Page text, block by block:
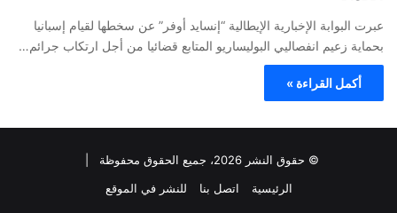
عبرت البوابة الإخبارية الإيطالية “إنسايد أوفر” عن سخطها لقيام إسبانيا
بحماية زعيم انفصاليي البوليساريو المتابع قضائيا من أجل ارتكاب جرائم…
أكمل القراءة »
© حقوق النشر 2026، جميع الحقوق محفوظة |
الرئيسية
اتصل بنا للنشر في الموقع